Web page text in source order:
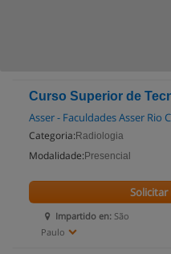
Curso Superior de
Asser - Faculdades Asser Rio
Categoria: Radiologia
Modalidade: Presencial
Impartido en: São
Paulo